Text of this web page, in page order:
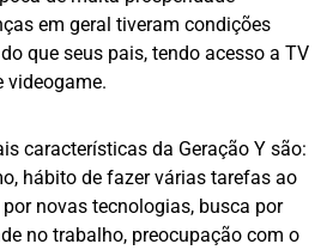
em geral tiveram condições
que seus pais, tendo acesso a TV
videogame.
características da Geração Y são:
hábito de fazer várias tarefas ao
novas tecnologias, busca por
no trabalho, preocupação com o